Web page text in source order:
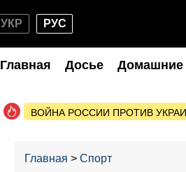
УКР РУС
Главная Досье
ВОЙНА РОССИИ ПРОТИВ
Главная Спорт